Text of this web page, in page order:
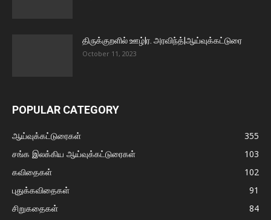
திருக்குறளில் ஊழ்|ர. அரவிந்த்|ஆய்வுக்கட்டுரை
October 11, 2023
POPULAR CATEGORY
ஆய்வுக்கட்டுரைகள்
355
சங்க இலக்கிய ஆய்வுக்கட்டுரைகள்
103
கவிதைகள்
102
புதுக்கவிதைகள்
91
சிறுகதைகள்
84